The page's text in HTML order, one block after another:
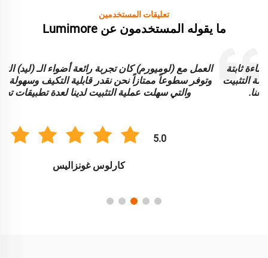
تعليقات المستخدمين
ما يقوله المستخدمون عن Lumimore
العمل مع (لوميورم) كان تجربة رائعة أضواء الـ (ليد) النيونية متينة
وتوفر سطوعاً ممتازاً نحن نقدر قابلية التكيف وسهولة الاستخدام،
والتي سهلت عملية التثبيت لدينا لعدة تطبيقات تجارية.
كارلوس غونزاليس